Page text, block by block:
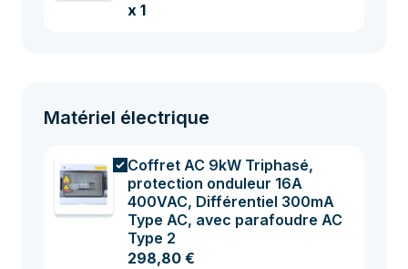
x 1
Matériel électrique
Coffret AC 9kW Triphasé,
protection onduleur 16A
400VAC, Différentiel 300mA
Type AC, avec parafoudre AC
Type 2
298,80 €